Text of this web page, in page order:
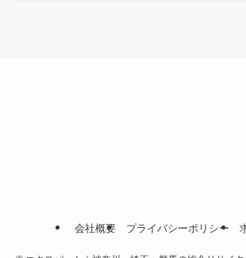
会社概要 プライバシーポリシー